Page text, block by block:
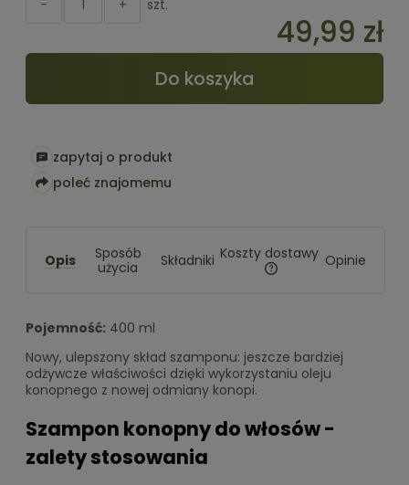
+
- szt.
49,99 zł
Do koszyka
zapytaj o produkt
poleć znajomemu
Opis
Sposób
użycia
Składniki Koszty dostawy Opinie
Pojemność: 400 ml
Nowy, ulepszony skład szamponu: jeszcze bardziej
odżywcze właściwości dzięki wykorzystaniu oleju
konopnego z nowej odmiany konopi.
Szampon konopny do włosów -
zalety stosowania